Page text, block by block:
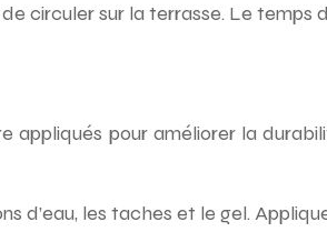
circuler sur la terrasse. Le temps
pour améliorer la
d’eau, les taches et le gel.